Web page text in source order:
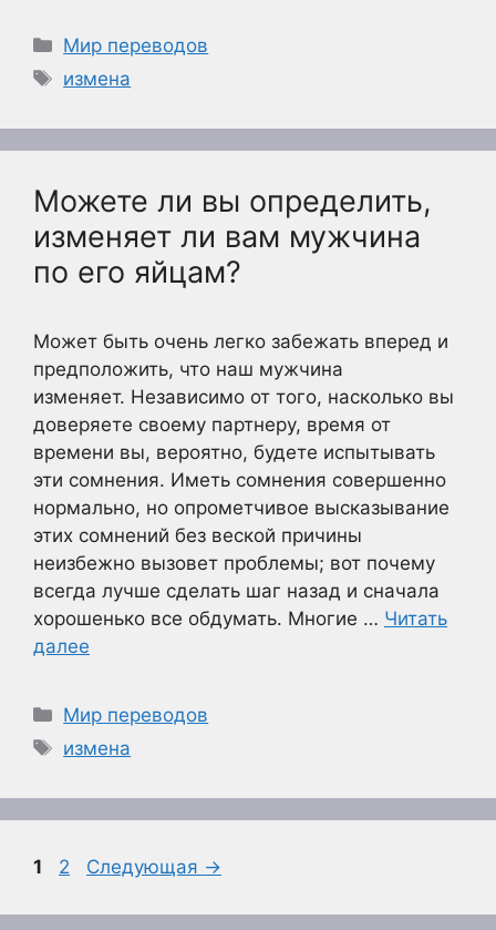
Рубрики
Мир переводов
Метки
измена
Можете ли вы определить,
изменяет ли вам мужчина
по его яйцам?
Может быть очень легко забежать вперед и
предположить, что наш мужчина
изменяет. Независимо от того, насколько вы
доверяете своему партнеру, время от
времени вы, вероятно, будете испытывать
эти сомнения. Иметь сомнения совершенно
нормально, но опрометчивое высказывание
этих сомнений без веской причины
неизбежно вызовет проблемы; вот почему
всегда лучше сделать шаг назад и сначала
хорошенько все обдумать. Многие … Читать
далее
Рубрики
Мир переводов
Метки
измена
Страница
1 Страница
2 Следующая →